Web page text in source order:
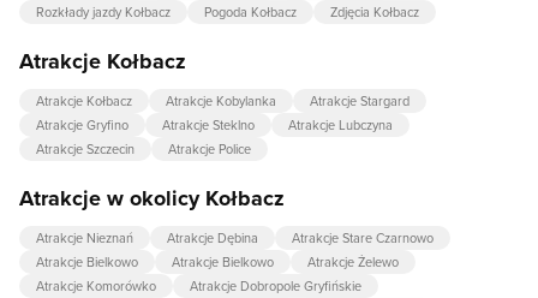
Rozkłady jazdy Kołbacz
Pogoda Kołbacz Zdjęcia Kołbacz
Atrakcje Kołbacz
Atrakcje Kołbacz Atrakcje Kobylanka
Atrakcje Stargard
Atrakcje Gryfino
Atrakcje Steklno
Atrakcje Lubczyna
Atrakcje Szczecin
Atrakcje Police
Atrakcje w okolicy Kołbacz
Atrakcje Nieznań Atrakcje Dębina
Atrakcje Stare Czarnowo
Atrakcje Bielkowo
Atrakcje Bielkowo
Atrakcje Żelewo
Atrakcje Komorówko
Atrakcje Dobropole Gryfińskie